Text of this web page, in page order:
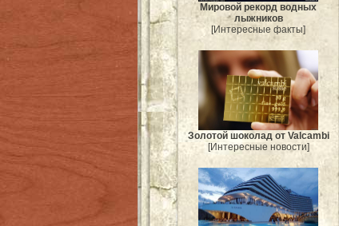
Мировой рекорд водных
лыжников
[Интересные факты]
Золотой шоколад от Valcambi
[Интересные новости]